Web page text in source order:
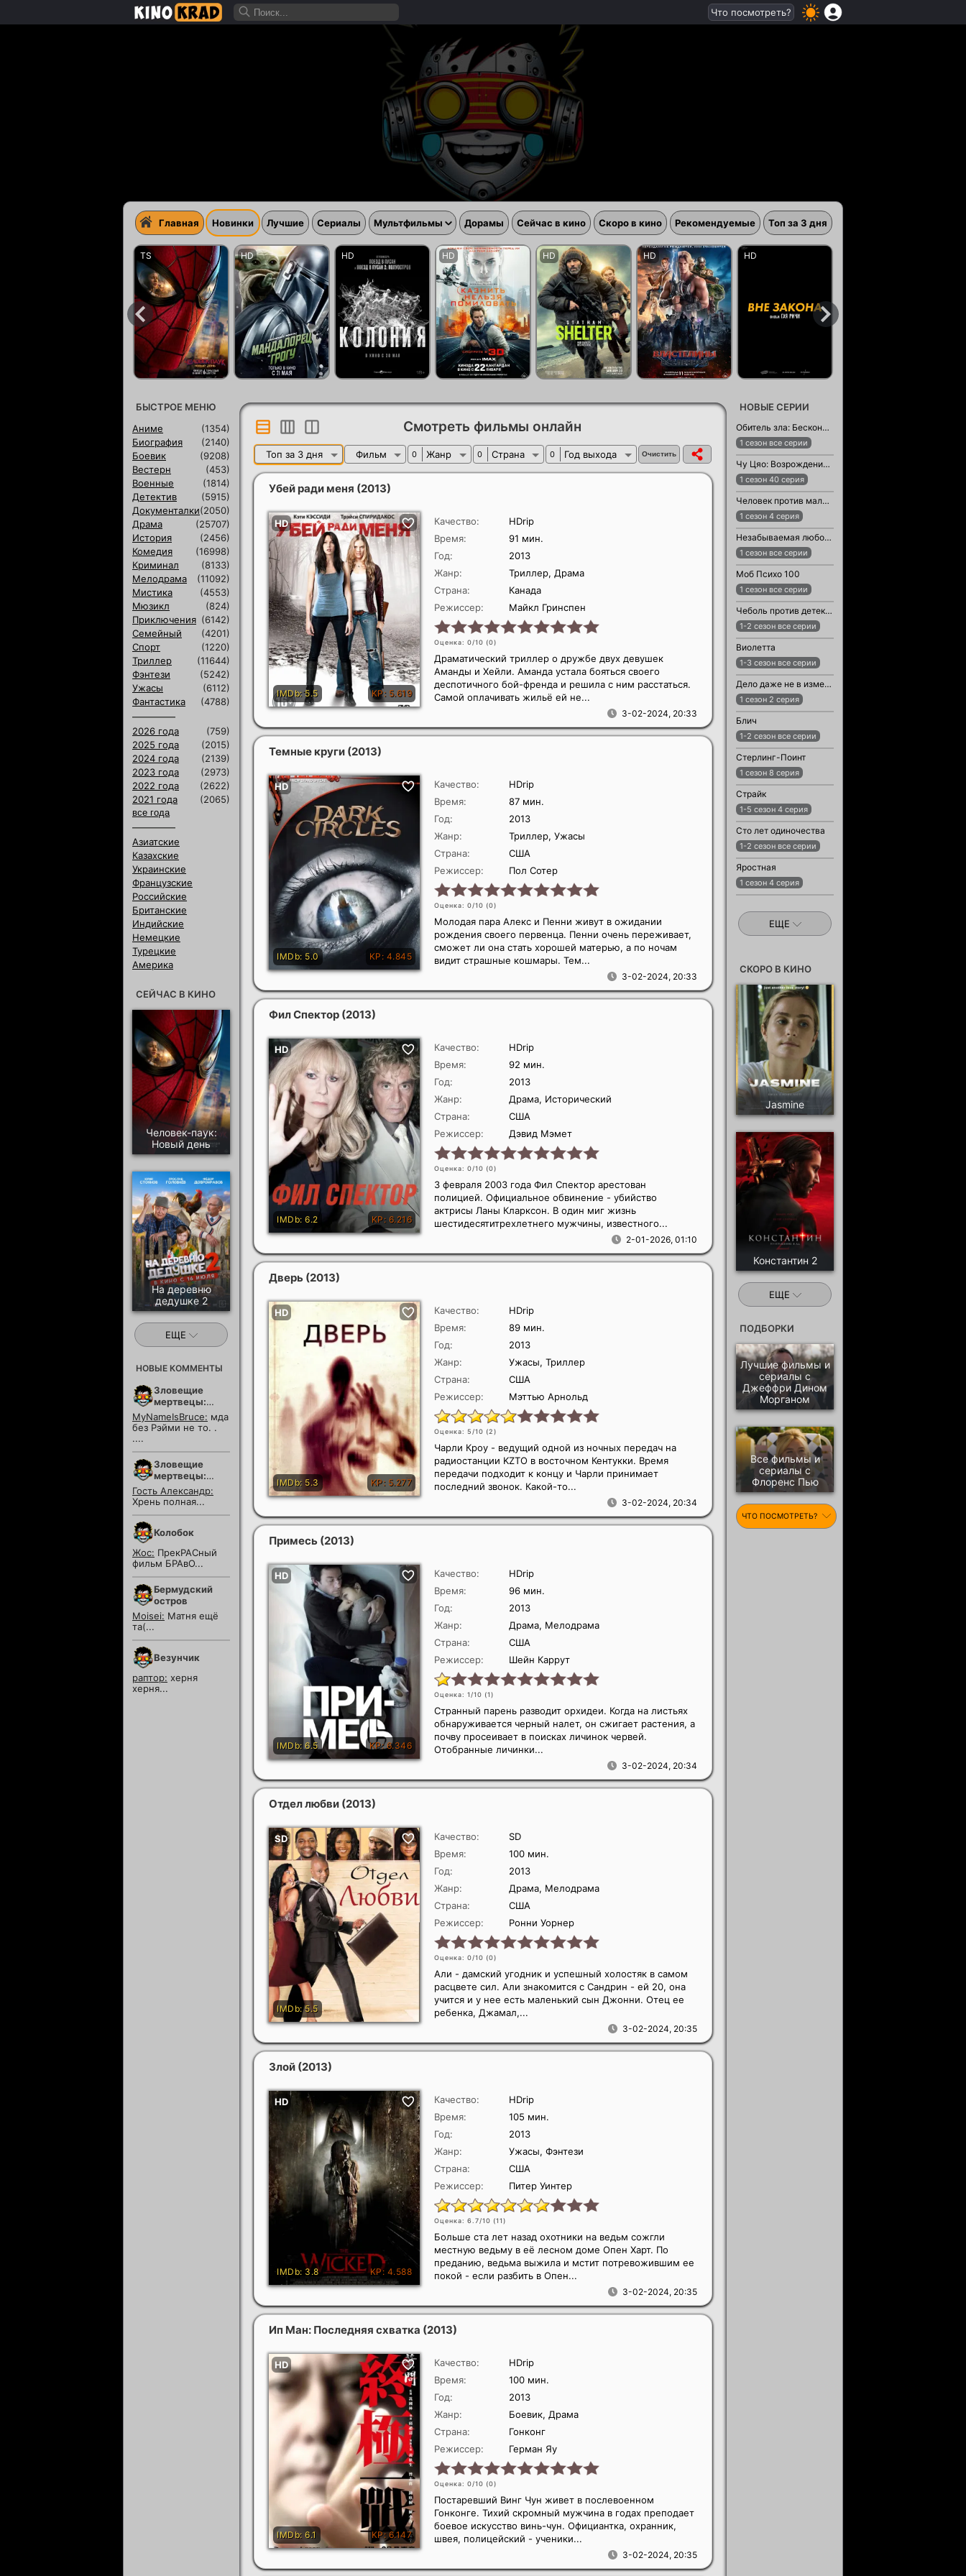
Смотреть фильмы онлайн
Топ за 3 дня Фильм 0 Жанр 0 Страна 0 Год выхода
Убей ради меня (2013)
Качество:
HDrip
Время:
91 мин.
Год:
2013
Жанр:
Триллер, Драма
Страна:
Канада
Режиссер:
Майкл Гринспен
Оценка: 0/10 (0)
3-02-2024, 20:33
Драматический триллер о дружбе двух девушек
Аманды и Хейли. Аманда устала бояться своего
деспотичного бой-френда и решила с ним расстаться.
Самой оплачивать жильё ей не...
Темные круги (2013)
Качество:
HDrip
Время:
87 мин.
Год:
2013
Жанр:
Триллер, Ужасы
Страна:
США
Режиссер:
Пол Сотер
Оценка: 0/10 (0)
3-02-2024, 20:33
Молодая пара Алекс и Пенни живут в ожидании
рождения своего первенца. Пенни очень переживает,
сможет ли она стать хорошей матерью, а по ночам
видит страшные кошмары. Тем...
Фил Спектор (2013)
Качество:
HDrip
Время:
92 мин.
Год:
2013
Жанр:
Драма, Исторический
Страна:
США
Режиссер:
Дэвид Мэмет
Оценка: 0/10 (0)
2-01-2026, 01:10
3 февраля 2003 года Фил Спектор арестован
полицией. Официальное обвинение - убийство
актрисы Ланы Кларксон. В один миг жизнь
шестидесятитрехлетнего мужчины, известного...
Дверь (2013)
Качество:
HDrip
Время:
89 мин.
Год:
2013
Жанр:
Ужасы, Триллер
Страна:
США
Режиссер:
Мэттью Арнольд
Оценка: 5/10 (2)
3-02-2024, 20:34
Чарли Кроу - ведущий одной из ночных передач на
радиостанции KZTO в восточном Кентукки. Время
передачи подходит к концу и Чарли принимает
последний звонок. Какой-то...
Примесь (2013)
Качество:
HDrip
Время:
96 мин.
Год:
2013
Жанр:
Драма, Мелодрама
Страна:
США
Режиссер:
Шейн Каррут
Оценка: 1/10 (1)
3-02-2024, 20:34
Странный парень разводит орхидеи. Когда на листьях
обнаруживается черный налет, он сжигает растения, а
почву просеивает в поисках личинок червей.
Отобранные личинки...
Отдел любви (2013)
Качество:
SD
Время:
100 мин.
Год:
2013
Жанр:
Драма, Мелодрама
Страна:
США
Режиссер:
Ронни Уорнер
Оценка: 0/10 (0)
3-02-2024, 20:35
Али - дамский угодник и успешный холостяк в самом
расцвете сил. Али знакомится с Сандрин - ей 20, она
учится и у нее есть маленький сын Джонни. Отец ее
ребенка, Джамал,...
Злой (2013)
Качество:
HDrip
Время:
105 мин.
Год:
2013
Жанр:
Ужасы, Фэнтези
Страна:
США
Режиссер:
Питер Уинтер
Оценка: 6.7/10 (11)
3-02-2024, 20:35
Больше ста лет назад охотники на ведьм сожгли
местную ведьму в её лесном доме Опен Харт. По
преданию, ведьма выжила и мстит потревожившим ее
покой - если разбить в Опен...
Ип Ман: Последняя схватка (2013)
Качество:
HDrip
Время:
100 мин.
Год:
2013
Жанр:
Боевик, Драма
Страна:
Гонконг
Режиссер:
Герман Яу
Оценка: 0/10 (0)
3-02-2024, 20:35
Постаревший Винг Чун живет в послевоенном
Гонконге. Тихий скромный мужчина в годах преподает
боевое искусство винь-чун. Официантка, охранник,
швея, полицейский - ученики...
БЫСТРОЕ МЕНЮ
Аниме
(1354)
Биография
(2140)
Боевик
(9208)
Вестерн
(453)
Военные
(1814)
Детектив
(5915)
Документалки(2050)
Драма
(25707)
История
(2456)
Комедия
(16998)
Криминал
(8133)
Мелодрама
(11092)
Мистика
(4553)
Мюзикл
(824)
Приключения (6142)
Семейный
(4201)
Спорт
(1220)
Триллер
(11644)
Фэнтези
(5242)
Ужасы
(6112)
Фантастика
(4788)
2026 года
(759)
2025 года
(2015)
2024 года
(2139)
2023 года
(2973)
2022 года
(2622)
2021 года
(2065)
все года
Азиатские
Казахские
Украинские
Французские
Российские
Британские
Индийские
Немецкие
Турецкие
Америка
СЕЙЧАС В КИНО
Человек-паук:
Новый день
На деревню
дедушке 2
ЕЩЕ
НОВЫЕ КОММЕНТЫ
Зловещие
мертвецы:
Пекло
MyNameIsBruce: мда
без Рэйми не то. .
....
Зловещие
мертвецы:
Пекло
Гость Александр:
Хрень полная...
Колобок
Жос: ПрекРАСный
фильм БРАвО...
Бермудский
остров
Moisei: Матня ещё
та(...
Везунчик
раптор: херня
херня...
НОВЫЕ СЕРИИ
Обитель зла: Бесконечная тьма
1 сезон все серии
Чу Цяо: Возрождение из Ледяного озера
1 сезон 40 серия
Человек против малыша
1 сезон 4 серия
Незабываемая любовь / Возлюбленный незнакомец
1 сезон все серии
Моб Психо 100
1 сезон все серии
Чеболь против детектива
1-2 сезон все серии
Виолетта
1-3 сезон все серии
Дело даже не в измене
1 сезон 2 серия
Блич
1-2 сезон все серии
Стерлинг-Поинт
1 сезон 8 серия
Страйк
1-5 сезон 4 серия
Сто лет одиночества
1-2 сезон все серии
Яростная
1 сезон 4 серия
ЕЩЕ
СКОРО В КИНО
Jasmine
Константин 2
ЕЩЕ
ПОДБОРКИ
Лучшие фильмы и
сериалы с
Джеффри Дином
Морганом
Все фильмы и
сериалы с
Флоренс Пью
ЧТО ПОСМОТРЕТЬ?
Главная Новинки Лучшие Сериалы Мультфильмы Дорамы Сейчас в кино Скоро в кино Рекомендуемые Топ за 3 дня
Что посмотреть?